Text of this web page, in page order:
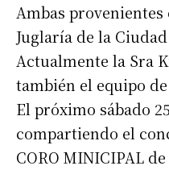
Ambas
Juglaría de la
Actualmente la Sra
también el equipo
El próximo sábado
compartiendo el
CORO MINICIPAL